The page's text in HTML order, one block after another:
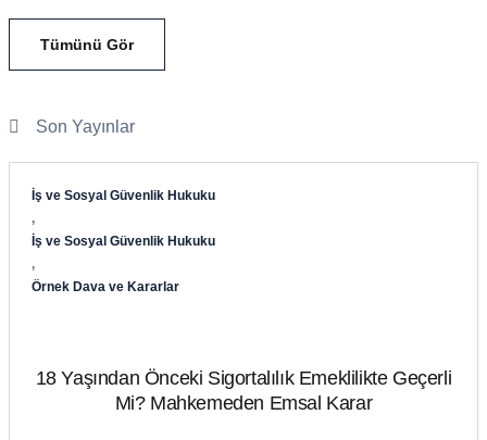
Tümünü Gör
Son Yayınlar
İş ve Sosyal Güvenlik Hukuku
,
İş ve Sosyal Güvenlik Hukuku
,
Örnek Dava ve Kararlar
18 Yaşından Önceki Sigortalılık Emeklilikte Geçerli
Mi? Mahkemeden Emsal Karar